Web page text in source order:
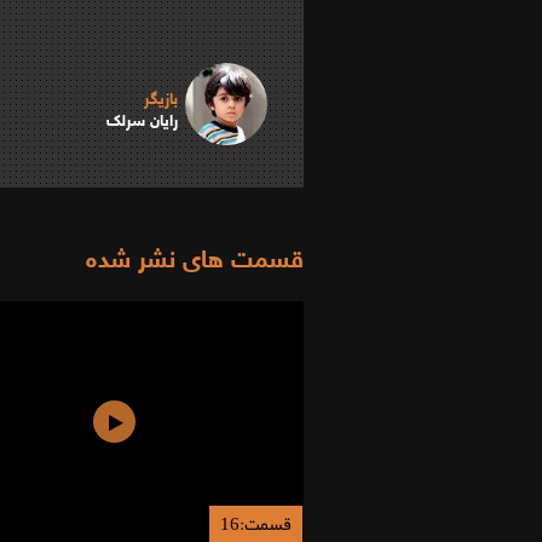
بازیگر
رایان سرلک
قسمت های نشر شده
قسمت:16